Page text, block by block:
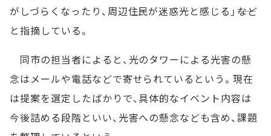
がしづらくなったり、周辺住民が迷惑光と感じる」――など
と指摘している。
同市の担当者によると、光のタワーによる光害の懸
念はメールや電話などで寄せられているという。現在
は提案を選定したばかりで、具体的なイベント内容は
今後詰める段階といい、光害への懸念なども含め、課題